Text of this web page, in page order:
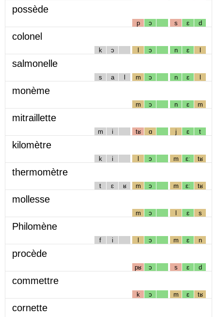
possède
p ɔ s ɛ d
colonel
k ɔ l ɔ n ɛ l
salmonelle
s a l m ɔ n ɛ l
monème
m ɔ n ɛ m
mitraillette
m i tʁ ɑ j ɛ t
kilomètre
k i l ɔ m ɛː tʁ
thermomètre
t ɛ ʁ m ɔ m ɛː tʁ
mollesse
m ɔ l ɛ s
Philomène
f i l ɔ m ɛ n
procède
pʁ ɔ s ɛ d
commettre
k ɔ m ɛ tʁ
cornette